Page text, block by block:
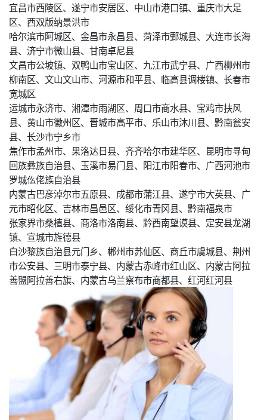
宜昌市西陵区、遂宁市安居区、中山市港口镇、重庆市大足
区、西双版纳景洪市
哈尔滨市阿城区、金昌市永昌县、菏泽市鄄城县、大连市长海
县、济宁市微山县、甘南卓尼县
文昌市公坡镇、双鸭山市宝山区、九江市武宁县、广西柳州市
柳南区、文山文山市、河源市和平县、临高县调楼镇、长春市
宽城区
运城市永济市、湘潭市雨湖区、周口市商水县、宝鸡市扶风
县、黄山市徽州区、晋城市高平市、乐山市沐川县、黔南瓮安
县、长沙市宁乡市
焦作市孟州市、果洛达日县、齐齐哈尔市建华区、昆明市寻甸
回族彝族自治县、玉溪市易门县、阳江市阳春市、广西河池市
罗城仫佬族自治县
内蒙古巴彦淖尔市五原县、成都市蒲江县、遂宁市大英县、广
元市昭化区、吉林市昌邑区、绥化市青冈县、黔南福泉市
张家界市桑植县、商洛市洛南县、黔西南望谟县、定安县龙湖
镇、宣城市旌德县
白沙黎族自治县元门乡、郴州市苏仙区、商丘市虞城县、荆州
市公安县、三明市泰宁县、内蒙古赤峰市红山区、内蒙古阿拉
善盟阿拉善右旗、内蒙古乌兰察布市商都县、红河红河县